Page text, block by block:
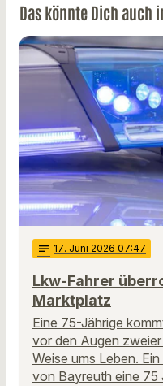
Das könnte Dich auch
notes 17. Juni 2026 07:47
Lkw-Fahrer
Marktplatz
Eine 75-Jährige
vor den Augen
Weise ums Leben.
von Bayreuth eine